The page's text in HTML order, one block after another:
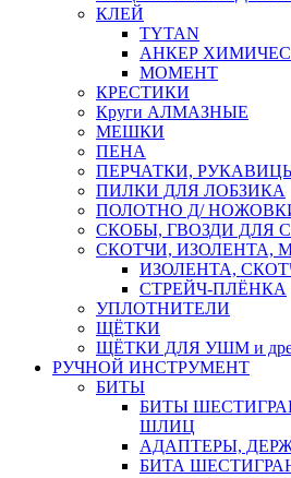
КЛЕЙ
TYTAN
АНКЕР
МОМЕНТ
КРЕСТИКИ
Круги АЛМАЗНЫЕ
МЕШКИ
ПЕНА
ПЕРЧАТКИ,
ПИЛКИ ДЛЯ ЛОБЗИКА
ПОЛОТНО Д/
СКОБЫ, ГВОЗДИ ДЛЯ
СКОТЧИ, ИЗОЛЕНТА,
ИЗОЛЕНТА,
СТРЕЙЧ-ПЛЁНКА
УПЛОТНИТЕЛИ
ЩЁТКИ
ЩЁТКИ ДЛЯ УШМ и
РУЧНОЙ ИНСТРУМЕНТ
БИТЫ
БИТЫ
ШЛИЦ
АДАПТЕРЫ,
БИТА